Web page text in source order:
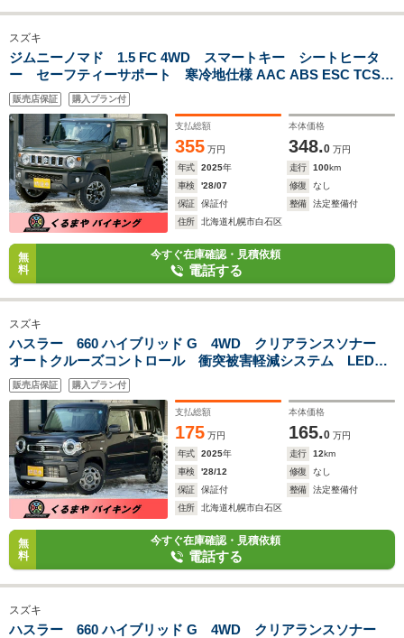
スズキ
ジムニーノマド 1.5 FC 4WD スマートキー シートヒータ
ー セーフティーサポート 寒冷地仕様 AAC ABS ESC TCS 4
速オートマ アイドルストップ 4人乗り レーダークルーズコン
トロール ヘットライトウォッシャー LEDヘットライト踏み
間違防止
販売店保証 購入プラン付
支払総額
355 万円
本体価格
348.0 万円
年式
2025年 走行 100km
車検
'28/07 修復
なし
保証
保証付 整備
法定整備付
住所
北海道札幌市白石区
無
料
今すぐ在庫確認・見積依頼
電話する
スズキ
ハスラー 660 ハイブリッド G 4WD クリアランスソナー
オートクルーズコントロール 衝突被害軽減システム LEDヘ
ッドランプ スマートキー CVT 盗難防止システム ABS
ESC 衝突安全ボディ エアコン パワーステアリング
販売店保証 購入プラン付
支払総額
175 万円
本体価格
165.0 万円
年式
2025年 走行 12km
車検
'28/12 修復
なし
保証
保証付 整備
法定整備付
住所
北海道札幌市白石区
無
料
今すぐ在庫確認・見積依頼
電話する
スズキ
ハスラー 660 ハイブリッド G 4WD クリアランスソナー